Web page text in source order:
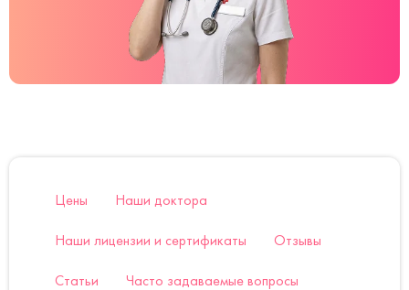
Цены Наши доктора
Наши лицензии и сертификаты Отзывы
Статьи Часто задаваемые вопросы